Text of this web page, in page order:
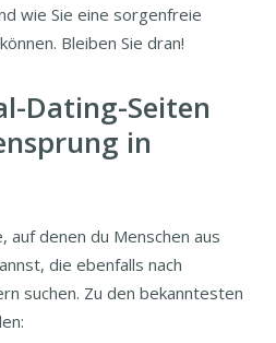
wie Sie eine sorgenfreie
Bleiben Sie dran!
Dating-Seiten
in
auf denen du Menschen aus
die ebenfalls nach
suchen. Zu den bekanntesten